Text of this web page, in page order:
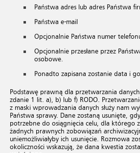
Państwa adres lub adres Państwa
Państwa e-mail
Opcjonalnie Państwa numer
Opcjonalnie przesłane przez
osobowe.
Ponadto zapisana zostanie data i
Podstawę prawną dla przetwarzania
zdanie 1 lit. a), b) lub f) RODO.
z maski wprowadzania danych służy nam
Państwa sprawy. Dane zostaną usunięte,
potrzebne do osiągnięcia celu, dla którego
żadnych prawnych zobowiązań
uniemożliwiałyby ich usunięcie. Rozmowa
okoliczności wskazują, że dana kwestia